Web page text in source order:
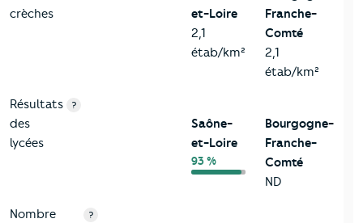
crèches
et-Loire
2,1
étab/km²
Franche-
Comté
2,1
étab/km²
Résultats
des
lycées
?
Saône-
et-Loire
93 %
Bourgogne-
Franche-
Comté
ND
Nombre
?